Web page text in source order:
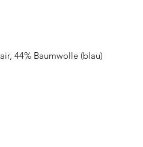
44% Baumwolle (blau)